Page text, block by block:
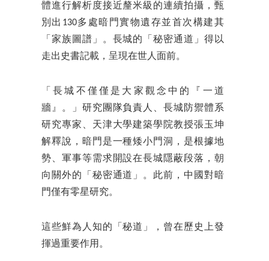
體進行解析度接近釐米級的連續拍攝，甄
別出130多處暗門實物遺存並首次構建其
「家族圖譜」。長城的「秘密通道」得以
走出史書記載，呈現在世人面前。
「長城不僅僅是大家觀念中的『一道
牆』。」研究團隊負責人、長城防禦體系
研究專家、天津大學建築學院教授張玉坤
解釋說，暗門是一種矮小門洞，是根據地
勢、軍事等需求開設在長城隱蔽段落，朝
向關外的「秘密通道」。此前，中國對暗
門僅有零星研究。
這些鮮為人知的「秘道」，曾在歷史上發
揮過重要作用。